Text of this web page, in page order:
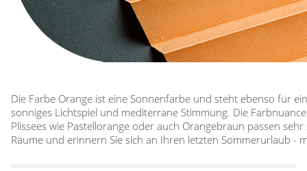
Die Farbe Orange ist eine Sonnenfarbe und steht ebenso für
sonniges Lichtspiel und mediterrane Stimmung. Die
Plissees wie Pastellorange oder auch Orangebraun passen
Räume und erinnern Sie sich an Ihren letzten Sommerurlaub -